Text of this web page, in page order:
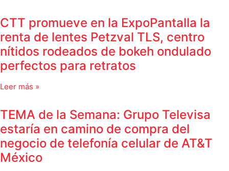
CTT promueve en la ExpoPantalla la
renta de lentes Petzval TLS, centro
nítidos rodeados de bokeh ondulado
perfectos para retratos
Leer más »
TEMA de la Semana: Grupo Televisa
estaría en camino de compra del
negocio de telefonía celular de AT&T
México